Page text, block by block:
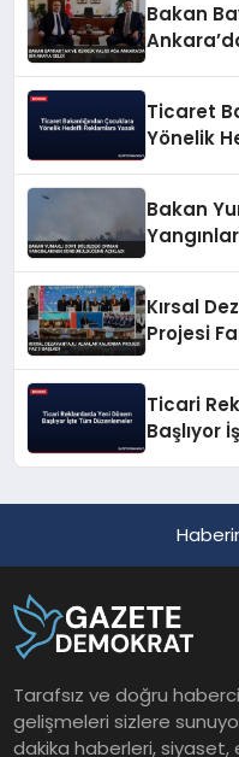
Bakan
Ticaret
Yönelik
Bakan
Kırsal
Projesi
Ticari
Başlıyor
Tarafsız ve doğru
gelişmeleri sizlere
dakika haberleri,